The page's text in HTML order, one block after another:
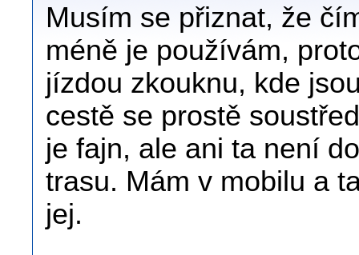
Musím se přiznat, že
méně je používám,
jízdou zkouknu, kde
cestě se prostě
je fajn, ale ani ta není
trasu. Mám v mobilu a
jej.